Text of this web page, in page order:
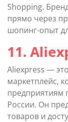
Shopping.
прямо через
шопинг-опыт
11.
Aliexpress —
маркетплейс,
предприятиям
России. Он
товаров и